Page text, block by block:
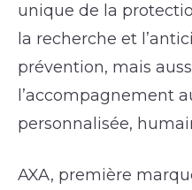
unique de la
la recherche et
prévention, mais
l’accompagnement
personnalisée,
AXA, première